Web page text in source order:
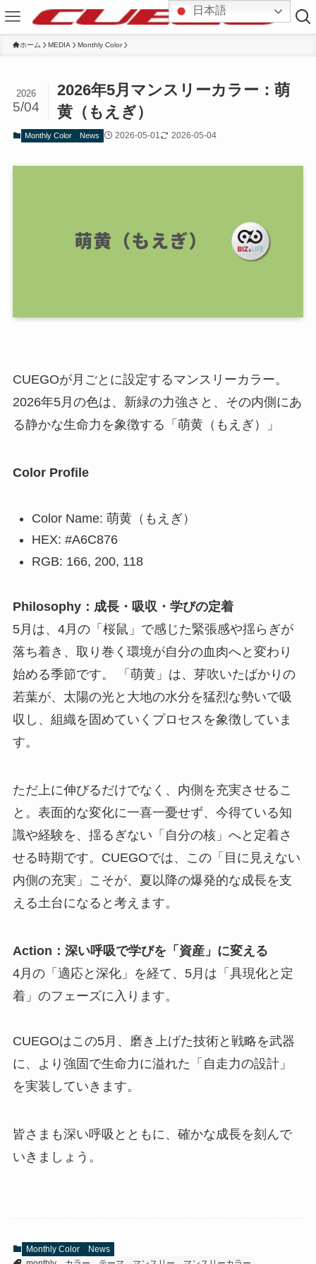
ホーム MEDIA Monthly Color
2026年5月マンスリーカラー：萌
黄（もえぎ）
2026
5/04
Monthly Color News 2026-05-01 2026-05-04
CUEGOが月ごとに設定するマンスリーカラー。
2026年5月の色は、新緑の力強さと、その内側にあ
る静かな生命力を象徴する「萌黄（もえぎ）」
Color Profile
Color Name: 萌黄（もえぎ）
HEX: #A6C876
RGB: 166, 200, 118
Philosophy： 成長・吸収・学びの定着
5月は、4月の「桜鼠」で感じた緊張感や揺らぎが
落ち着き、取り巻く環境が自分の血肉へと変わり
始める季節です。 「萌黄」は、芽吹いたばかりの
若葉が、太陽の光と大地の水分を猛烈な勢いで吸
収し、組織を固めていくプロセスを象徴していま
す。
ただ上に伸びるだけでなく、内側を充実させるこ
と。表面的な変化に一喜一憂せず、今得ている知
識や経験を、揺るぎない「自分の核」へと定着さ
せる時期です。CUEGOでは、この「目に見えない
内側の充実」こそが、夏以降の爆発的な成長を支
える土台になると考えます。
Action：深い呼吸で学びを「資産」に変える
4月の「適応と深化」を経て、5月は「具現化と定
着」のフェーズに入ります。
CUEGOはこの5月、磨き上げた技術と戦略を武器
に、より強固で生命力に溢れた「自走力の設計」
を実装していきます。
皆さまも深い呼吸とともに、確かな成長を刻んで
いきましょう。
Monthly Color
News
日本語